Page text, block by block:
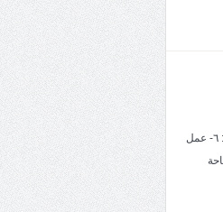
خطبة الجمعة: سمات المتقين: ٦- عمل
سماحة